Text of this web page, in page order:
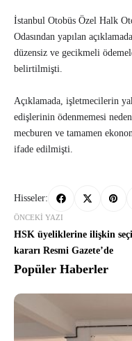
İstanbul Otobüs Özel Halk
Odasından yapılan
düzensiz ve gecikmeli
belirtilmişti.
Açıklamada, işletmecilerin
edişlerinin ödenmemesi
mecburen ve tamamen
ifade edilmişti.
Hisseler:
ÖNCEKI YAZI
HSK üyeliklerine ilişkin
kararı Resmi Gazete’de
Popüler Haberler